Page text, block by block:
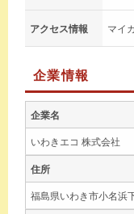
アクセス情報 マイ
企業情報
企業名
いわきエコ 株式会社
住所
福島県いわき市小名浜